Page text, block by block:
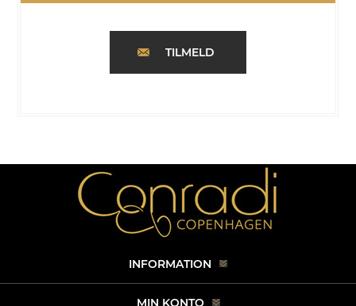
TILMELD
INFORMATION
MIN KONTO